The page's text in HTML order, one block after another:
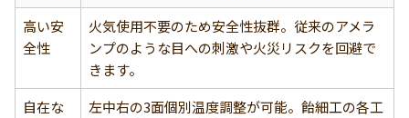
高い安
全性
火気使用不要のため安全性抜群。従来のアメラ
ンプのような目への刺激や火災リスクを回避で
きます。
自在な
左中右の3面個別温度調整が可能。飴細工の各工